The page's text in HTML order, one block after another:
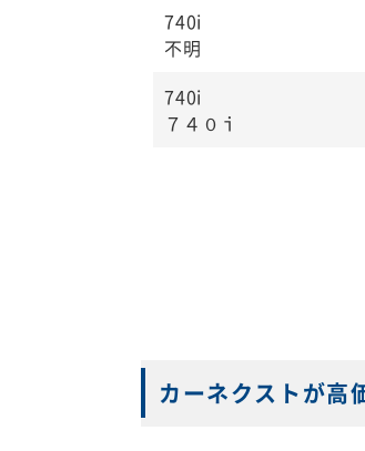
740i
不明
740i
７４０ｉ
カーネクストが高